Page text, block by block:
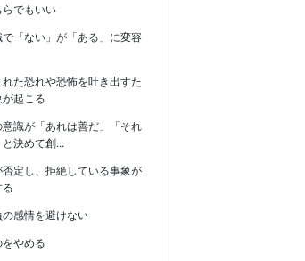
でもいい
「ない」が「ある」に変容
た恐れや恐怖を吐き出すた
起こる
意識が「あれは善だ」「それ
決めて創...
否定し、拒絶している事象が
感情を避けない
やめる